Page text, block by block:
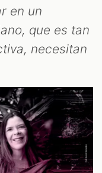
en un
que es tan
necesitan